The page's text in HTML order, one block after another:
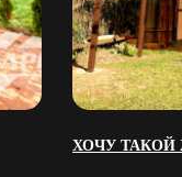
ХОЧУ ТАКОЙ